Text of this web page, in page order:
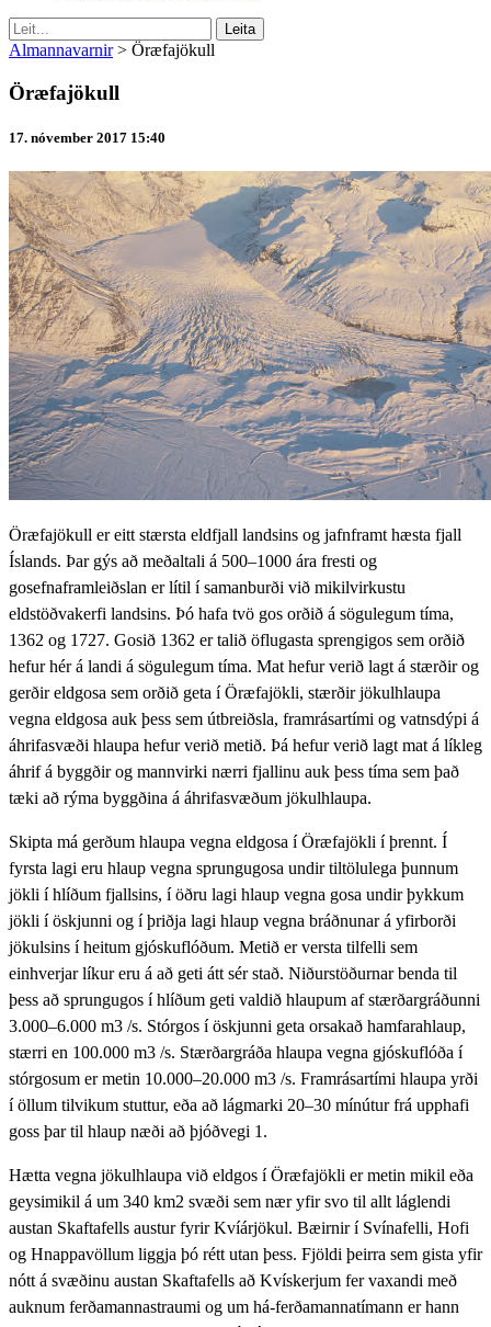
Almannavarnir> Öræfajökull
Öræfajökull
17. nóvember 2017 15:40
Öræfajökull er eitt stærsta eldfjall landsins og jafnframt hæsta fjall
Íslands. Þar gýs að meðaltali á 500–1000 ára fresti og
gosefnaframleiðslan er lítil í samanburði við mikilvirkustu
eldstöðvakerfi landsins. Þó hafa tvö gos orðið á sögulegum tíma,
1362 og 1727. Gosið 1362 er talið öflugasta sprengigos sem orðið
hefur hér á landi á sögulegum tíma. Mat hefur verið lagt á stærðir og
gerðir eldgosa sem orðið geta í Öræfajökli, stærðir jökulhlaupa
vegna eldgosa auk þess sem útbreiðsla, framrásartími og vatnsdýpi á
áhrifasvæði hlaupa hefur verið metið. Þá hefur verið lagt mat á líkleg
áhrif á byggðir og mannvirki nærri fjallinu auk þess tíma sem það
tæki að rýma byggðina á áhrifasvæðum jökulhlaupa.
Skipta má gerðum hlaupa vegna eldgosa í Öræfajökli í þrennt. Í
fyrsta lagi eru hlaup vegna sprungugosa undir tiltölulega þunnum
jökli í hlíðum fjallsins, í öðru lagi hlaup vegna gosa undir þykkum
jökli í öskjunni og í þriðja lagi hlaup vegna bráðnunar á yfirborði
jökulsins í heitum gjóskuflóðum. Metið er versta tilfelli sem
einhverjar líkur eru á að geti átt sér stað. Niðurstöðurnar benda til
þess að sprungugos í hlíðum geti valdið hlaupum af stærðargráðunni
3.000–6.000 m3 /s. Stórgos í öskjunni geta orsakað hamfarahlaup,
stærri en 100.000 m3 /s. Stærðargráða hlaupa vegna gjóskuflóða í
stórgosum er metin 10.000–20.000 m3 /s. Framrásartími hlaupa yrði
í öllum tilvikum stuttur, eða að lágmarki 20–30 mínútur frá upphafi
goss þar til hlaup næði að þjóðvegi 1.
Hætta vegna jökulhlaupa við eldgos í Öræfajökli er metin mikil eða
geysimikil á um 340 km2 svæði sem nær yfir svo til allt láglendi
austan Skaftafells austur fyrir Kvíárjökul. Bæirnir í Svínafelli, Hofi
og Hnappavöllum liggja þó rétt utan þess. Fjöldi þeirra sem gista yfir
nótt á svæðinu austan Skaftafells að Kvískerjum fer vaxandi með
auknum ferðamannastraumi og um há-ferðamannatímann er hann